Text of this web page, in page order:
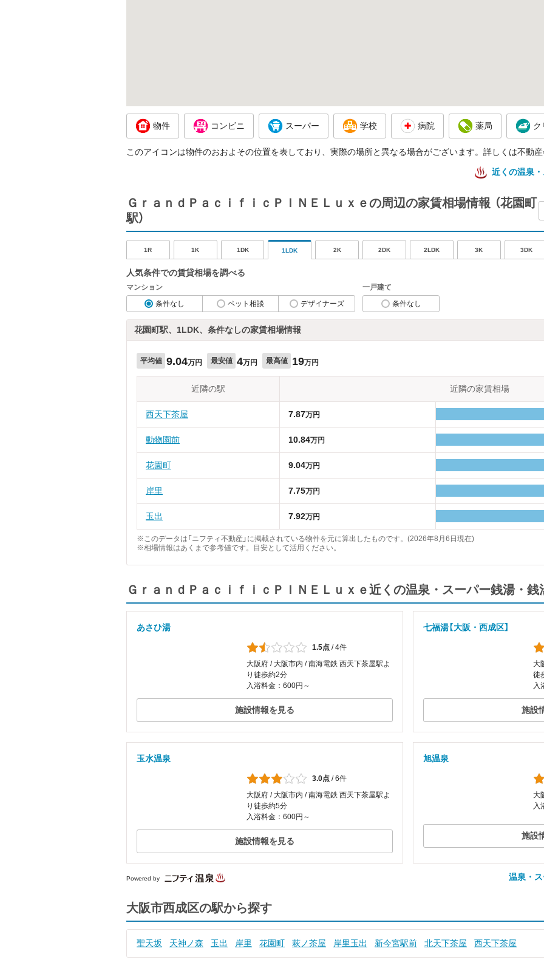
物件 コンビニ スーパー 学校 病院 薬局 ク
このアイコンは物件のおおよその位置を表しており、実際の場所と異なる場合がございます。詳しくは不動
近くの温泉
ＧｒａｎｄＰａｃｉｆｉｃＰＩＮＥＬｕｘｅの周辺の家賃相場情報 （花園町
駅）
1R 1K 1DK 1LDK 2K 2DK 2LDK 3K 3DK
人気条件での賃貸相場を調べる
マンション
条件なし
ペット相談 デザイナーズ
一戸建て
条件なし
花園町駅、1LDK、条件なしの家賃相場情報
平均値 9.04万円 最安値 4万円 最高値 19万円
近隣の駅 近隣の家賃相場
西天下茶屋 7.87万円
動物園前 10.84万円
花園町 9.04万円
岸里 7.75万円
玉出 7.92万円
※このデータは「ニフティ不動産」に掲載されている物件を元に算出したものです。(2026年8月6日現在)
※相場情報はあくまで参考値です。目安として活用ください。
ＧｒａｎｄＰａｃｉｆｉｃＰＩＮＥＬｕｘｅ近くの温泉・スーパー銭湯・
あさひ湯
1.5点 /4件
大阪府 / 大阪市内 / 南海電鉄 西天下茶屋駅よ
り徒歩約2分
入浴料金：600円～
施設情報を見る
七福湯【大阪・西成区】
大
徒
入
施設
玉水温泉
3.0点 /6件
大阪府 / 大阪市内 / 南海電鉄 西天下茶屋駅よ
り徒歩約5分
入浴料金：600円～
施設情報を見る
旭温泉
大
入
施設
Powered by 温泉・
大阪市西成区の駅から探す
聖天坂 天神ノ森 玉出 岸里 花園町 萩ノ茶屋 岸里玉出 新今宮駅前 北天下茶屋 西天下茶屋